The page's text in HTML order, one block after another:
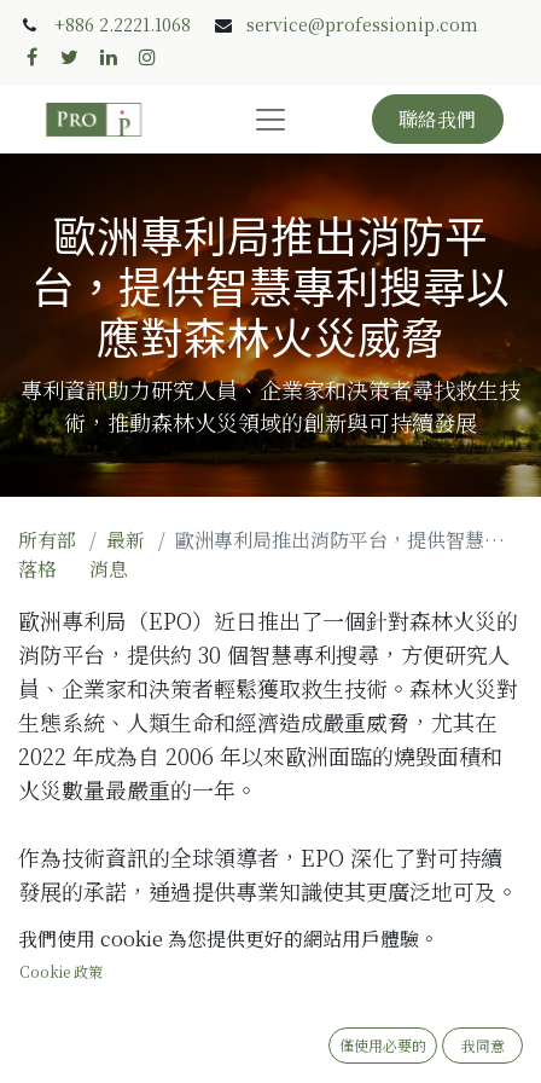
+886 2.2221.1068 service@professionip.com
聯絡我們
歐洲專利局推出消防平
台，提供智慧專利搜尋以
應對森林火災威脅
專利資訊助力研究人員、企業家和決策者尋找救生技
術，推動森林火災領域的創新與可持續發展
所有部
落格
最新
消息
歐洲專利局推出消防平台，提供智慧專利搜尋以應對森林火災威脅
歐洲專利局（EPO）近日推出了一個針對森林火災的
消防平台，提供約 30 個智慧專利搜尋，方便研究人
員、企業家和決策者輕鬆獲取救生技術。森林火災對
生態系統、人類生命和經濟造成嚴重威脅，尤其在
2022 年成為自 2006 年以來歐洲面臨的燒毀面積和
火災數量最嚴重的一年。
作為技術資訊的全球領導者，EPO 深化了對可持續
發展的承諾，通過提供專業知識使其更廣泛地可及。
這個消防平台讓使用者能夠精確地搜尋與消防、火災
檢測和預防、滅火、防護裝備以及火災後恢復等救生
家與歐洲各國專利局的審查員和分析師共同開發。
我們使用 cookie 為您提供更好的網站用戶體驗。
Cookie 政策
僅使用必要的 我同意